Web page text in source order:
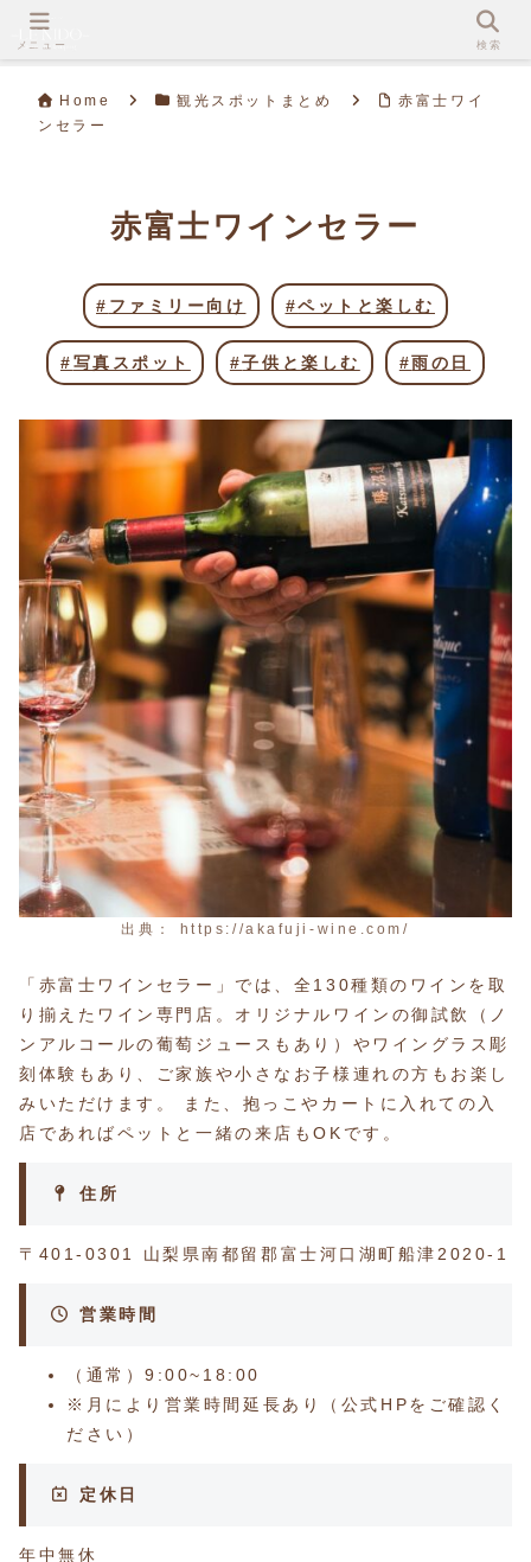
Home 観光スポットまとめ
赤富士ワイ
ンセラー
赤富士ワインセラー
ファミリー向け ペットと楽しむ
写真スポット 子供と楽しむ 雨の日
出典： https://akafuji-wine.com/
「赤富士ワインセラー」では、全130種類のワインを取
り揃えたワイン専門店。オリジナルワインの御試飲（ノ
ンアルコールの葡萄ジュースもあり）やワイングラス彫
刻体験もあり、ご家族や小さなお子様連れの方もお楽し
みいただけます。 また、抱っこやカートに入れての入
店であればペットと一緒の来店もOKです。
住所
〒401-0301 山梨県南都留郡富士河口湖町船津2020-1
営業時間
（通常）9:00~18:00
※月により営業時間延長あり（公式HPをご確認く
ださい）
定休日
年中無休
メニュー 検索